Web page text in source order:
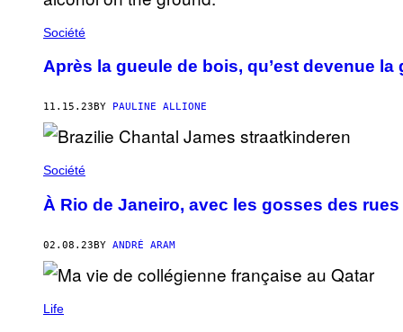
Société
Après la gueule de bois, qu’est devenue
11.15.23 BY PAULINE ALLIONE
Société
À Rio de Janeiro, avec les gosses des rues
02.08.23BY ANDRÉ ARAM
Life